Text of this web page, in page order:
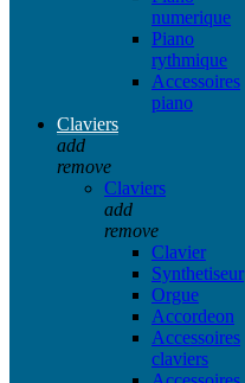
numerique
Piano
rythmique
Accessoires
piano
Claviers
add
remove
Claviers
add
remove
Clavier
Synthetiseur
Orgue
Accordeon
Accessoires
claviers